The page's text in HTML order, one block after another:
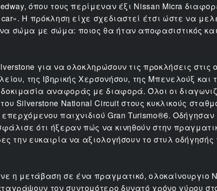
όπου τους περίμεναν έξι Nissan Micra
Η πρόκληση είχε σχεδιαστεί έτσι ώστε να
σώμα με σώμα: ποιος θα ήταν αποφασιστικός
για να ολοκληρώσουν τις προκλήσεις στις
της Ιβηρικής Χερσονήσου, της Μπενελούξ και
αναφοράς με διαφορά. Όλοι οι
Silverstone National Circuit στους κυκλικούς
επερχόμενου παιχνιδιού Gran Turismo®6.
ότι ήξεραν πώς να κινηθούν στην
την ευκαιρία να αξιολογήσουν το στυλ
η μετάβαση σε ένα πραγματικό, ολοκαίνουργιο
τον συντομότερο δυνατό χρόνο γύρου